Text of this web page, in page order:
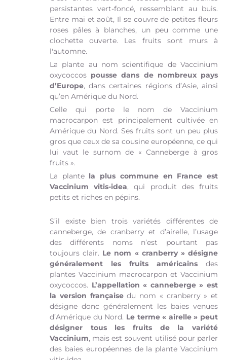
persistantes vert-foncé, ressemblant au buis.
Entre mai et août, Il se couvre de petites fleurs
roses pâles à blanches, un peu comme une
clochette ouverte. Les fruits sont murs à
l'automne.
La plante au nom scientifique de Vaccinium
oxycoccos pousse dans de nombreux pays
d’Europe, dans certaines régions d’Asie, ainsi
qu’en Amérique du Nord.
Celle qui porte le nom de Vaccinium
macrocarpon est principalement cultivée en
Amérique du Nord. Ses fruits sont un peu plus
gros que ceux de sa cousine européenne, ce qui
lui vaut le surnom de « Canneberge à gros
fruits ».
La plante la plus commune en France est
Vaccinium vitis-idea, qui produit des fruits
petits et riches en pépins.
S’il existe bien trois variétés différentes de
canneberge, de cranberry et d’airelle, l’usage
des différents noms n’est pourtant pas
toujours clair. Le nom « cranberry » désigne
généralement les fruits américains des
plantes Vaccinium macrocarpon et Vaccinium
oxycoccos. L’appellation « canneberge » est
la version françaisedu nom « cranberry » et
désigne donc généralement les baies venues
d’Amérique du Nord. Le terme « airelle » peut
désigner tous les fruits de la variété
Vaccinium, mais est souvent utilisé pour parler
des baies européennes de la plante Vaccinium